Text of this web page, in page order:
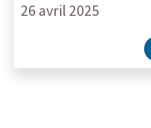
26 avril 2025